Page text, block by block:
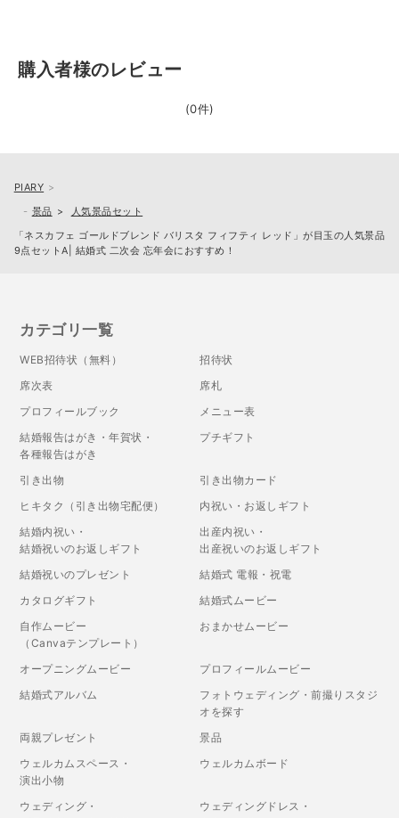
購入者様のレビュー
(0件)
PIARY
景品
人気景品セット
「ネスカフェ ゴールドブレンド バリスタ フィフティ レッド」が目玉の人気景品
9点セットA| 結婚式 二次会 忘年会におすすめ！
カテゴリ一覧
WEB招待状（無料）
招待状
席次表
席札
プロフィールブック
メニュー表
結婚報告はがき・年賀状・
各種報告はがき
プチギフト
引き出物
引き出物カード
ヒキタク（引き出物宅配便）
内祝い・お返しギフト
結婚内祝い・
結婚祝いのお返しギフト
出産内祝い・
出産祝いのお返しギフト
結婚祝いのプレゼント
結婚式 電報・祝電
カタログギフト
結婚式ムービー
自作ムービー
（Canvaテンプレート）
おまかせムービー
オープニングムービー
プロフィールムービー
結婚式アルバム
フォトウェディング・前撮りスタジ
オを探す
両親プレゼント
景品
ウェルカムスペース・
演出小物
ウェルカムボード
ウェディング・
ウェディングドレス・